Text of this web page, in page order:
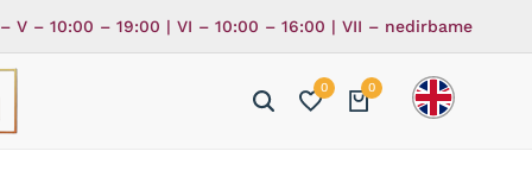
V – 10:00 – 19:00 | VI – 10:00 – 16:00 | VII – nedirbame
0 0